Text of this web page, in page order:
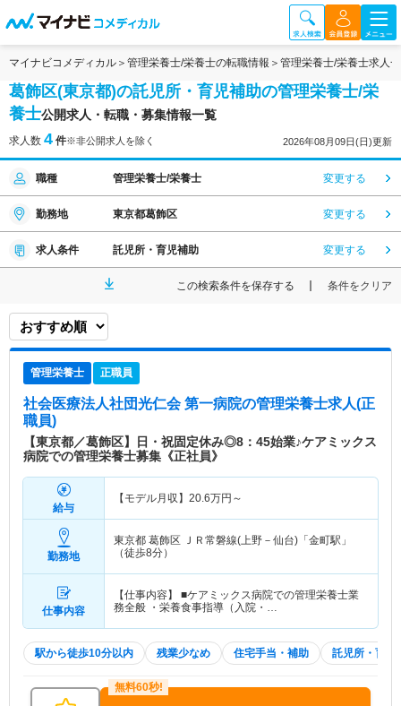
マイナビコメディカル 管理栄養士/栄養士の転職情報 管理栄養士/栄養士求人
葛飾区(東京都)の託児所・育児補助の管理栄養士/栄
養士公開求人・転職・募集情報一覧
求人数 4 件※非公開求人を除く 2026年08月09日(日)更新
職種 管理栄養士/栄養士 変更する
勤務地 東京都葛飾区 変更する
求人条件 託児所・育児補助 変更する
この検索条件を保存する 条件をクリア
管理栄養士 正職員
社会医療法人社団光仁会 第一病院の管理栄養士求人(正
職員)
【東京都／葛飾区】日・祝固定休み◎8：45始業♪ケアミックス
病院での管理栄養士募集《正社員》
給与
【モデル月収】 20.6万円～
勤務地
東京都 葛飾区 ＪＲ常磐線(上野－仙台)「金町駅」
（徒歩8分）
仕事内容
【仕事内容】 ■ケアミックス病院での管理栄養士業
務全般 ・栄養食事指導（入院・…
駅から徒歩10分以内 残業少なめ 住宅手当・補助 託児所・育児